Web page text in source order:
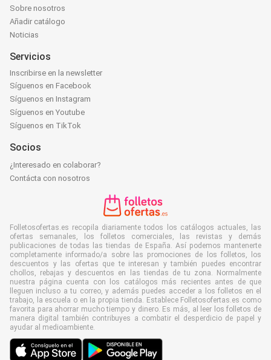
Sobre nosotros
Añadir catálogo
Noticias
Servicios
Inscribirse en la newsletter
Síguenos en Facebook
Síguenos en Instagram
Síguenos en Youtube
Síguenos en TikTok
Socios
¿Interesado en colaborar?
Contácta con nosotros
Folletosofertas.es recopila diariamente todos los catálogos actuales, las
ofertas semanales, los folletos comerciales, las revistas y demás
publicaciones de todas las tiendas de España. Así podemos mantenerte
completamente informado/a sobre las promociones de los folletos, los
descuentos y las ofertas que te interesan y también puedes encontrar
chollos, rebajas y descuentos en las tiendas de tu zona. Normalmente
nuestra página cuenta con los catálogos más recientes antes de que
lleguen incluso a tu correo, y además puedes acceder a los folletos en el
trabajo, la escuela o en la propia tienda. Establece Folletosofertas.es como
favorita para ahorrar mucho tiempo y dinero. Es más, al leer los folletos de
manera digital también contribuyes a combatir el desperdicio de papel y
ayudar al medioambiente.